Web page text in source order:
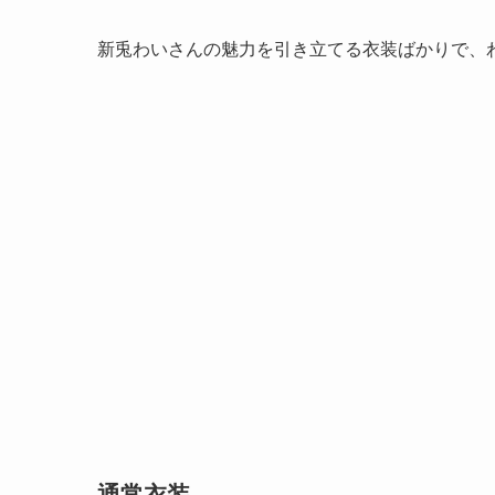
新兎わいさんの魅力を引き立てる衣装ばかりで、